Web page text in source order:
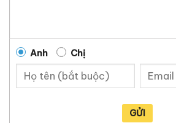
Anh Chị
GỬI